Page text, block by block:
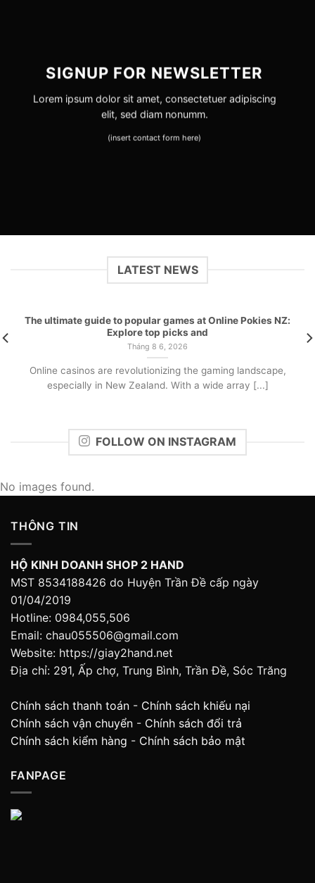
SIGNUP FOR NEWSLETTER
Lorem ipsum dolor sit amet, consectetuer adipiscing
elit, sed diam nonumm.
(insert contact form here)
LATEST NEWS
The ultimate guide to popular games at Online Pokies NZ:
Explore top picks and
Tháng 8 6, 2026
Online casinos are revolutionizing the gaming landscape,
especially in New Zealand. With a wide array [...]
FOLLOW ON INSTAGRAM
No images found.
THÔNG TIN
HỘ KINH DOANH SHOP 2 HAND
MST 8534188426 do Huyện Trần Đề cấp ngày
01/04/2019
Hotline: 0984,055,506
Email: chau055506@gmail.com
Website: https://giay2hand.net
Địa chỉ: 291, Ấp chợ, Trung Bình, Trần Đề, Sóc Trăng
Chính sách thanh toán - Chính sách khiếu nại
Chính sách vận chuyển - Chính sách đổi trả
Chính sách kiểm hàng - Chính sách bảo mật
FANPAGE